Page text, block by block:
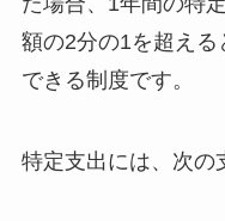
額の2分の1を超え
できる制度です。
特定支出には、次の